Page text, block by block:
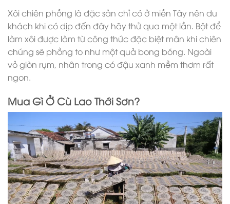
Xôi chiên phồng là đặc sản chỉ có ở miền Tây nên du
khách khi có dịp đến đây hãy thử qua một lần. Bột để
làm xôi được làm từ công thức đặc biệt mân khi chiên
chúng sẽ phồng to như một quả bong bóng. Ngoài
vỏ giòn rụm, nhân trong có đậu xanh mềm thơm rất
ngon.
Mua Gì Ở Cù Lao Thới Sơn?